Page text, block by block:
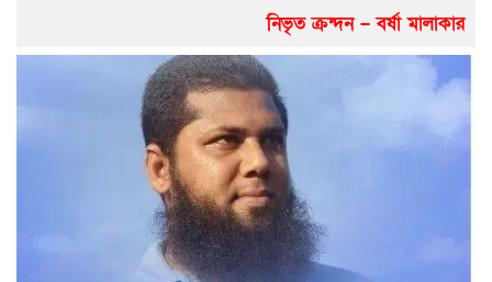
নিভৃত ক্রন্দন – বর্ষা মালাকার